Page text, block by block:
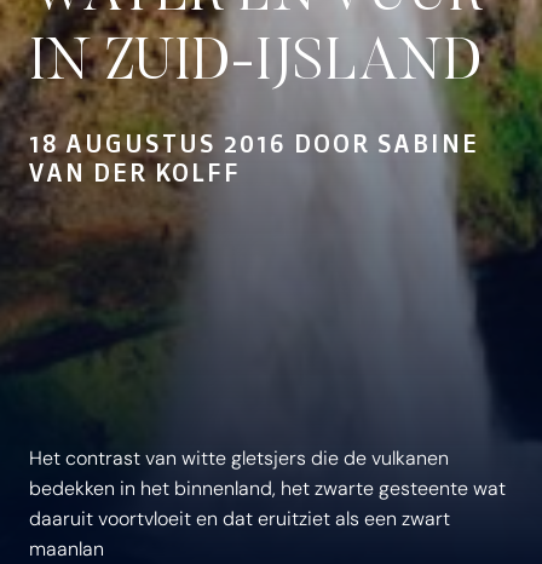
IN ZUID-IJSLAND
18 AUGUSTUS 2016 DOOR SABINE
VAN DER KOLFF
Het contrast van witte gletsjers die de vulkanen
bedekken in het binnenland, het zwarte gesteente wat
daaruit voortvloeit en dat eruitziet als een zwart
maanlan